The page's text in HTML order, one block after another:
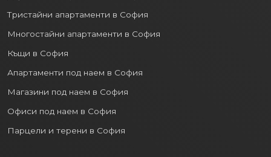
Тристайни апартаменти в София
Многостайни апартаменти в София
Къщи в София
Апартаменти под наем в София
Магазини под наем в София
Офиси под наем в София
Парцели и терени в София